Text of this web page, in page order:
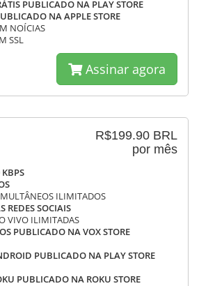
PUBLICADO NA PLAY STORE
NA APPLE STORE
NOÍCIAS
SSL
Assinar agora
R$199.90 BRL
por mês
ILIMITADOS
REDES SOCIAIS
VIVO ILIMITADAS
PUBLICADO NA VOX STORE
PUBLICADO NA PLAY STORE
PUBLICADO NA ROKU STORE